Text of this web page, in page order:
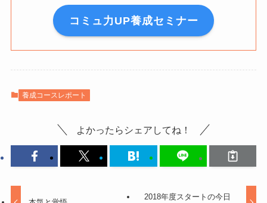
コミュ力UP養成セミナー
養成コースレポート
よかったらシェアしてね！
2018年度スタートの今日